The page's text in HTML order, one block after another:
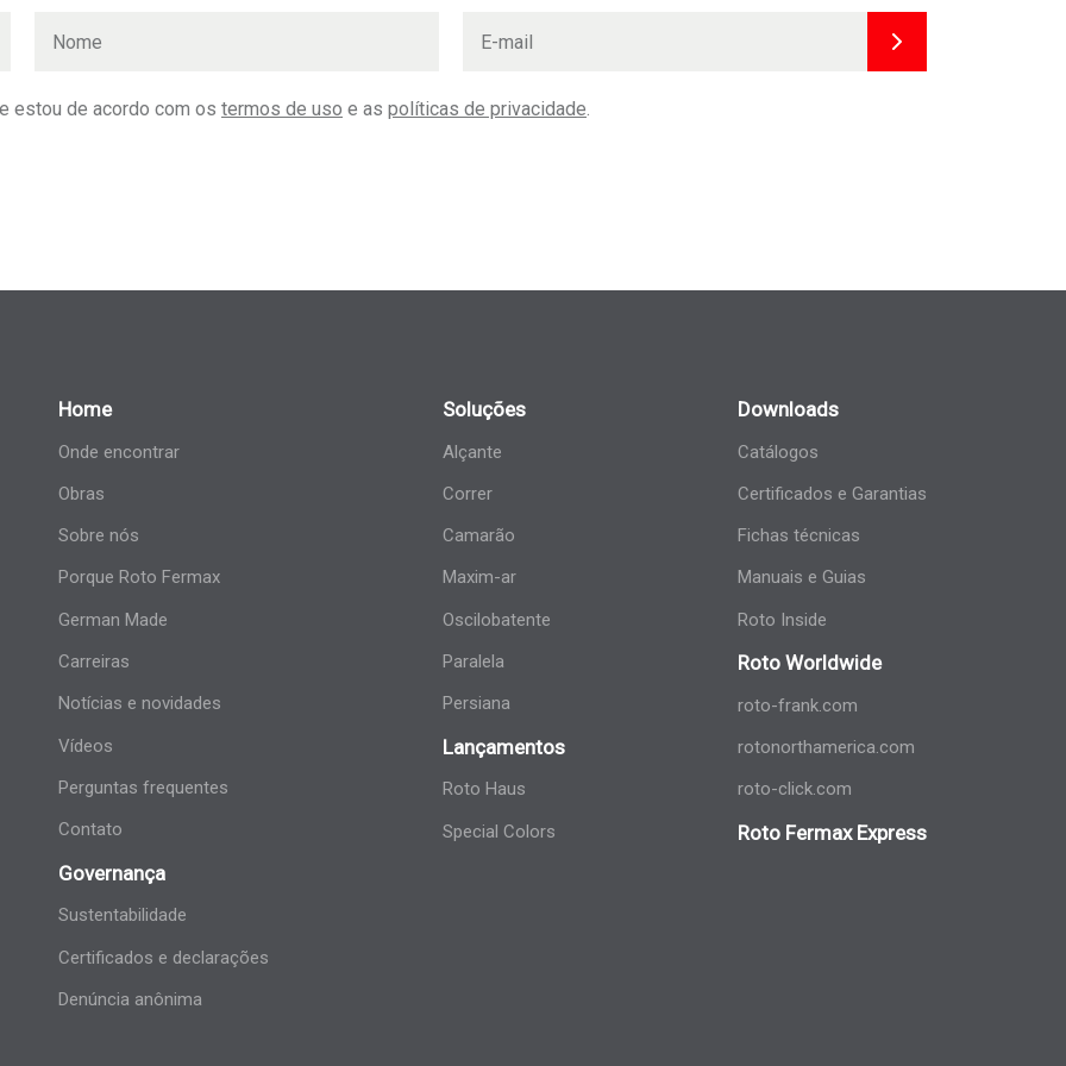
estou de acordo com os termos de uso e as políticas de privacidade.
Home
Onde encontrar
Obras
Sobre nós
Porque Roto Fermax
German Made
Carreiras
Notícias e novidades
Vídeos
Perguntas frequentes
Contato
Governança
Sustentabilidade
Certificados e declarações
Denúncia anônima
Soluções
Alçante
Correr
Camarão
Maxim-ar
Oscilobatente
Paralela
Persiana
Lançamentos
Roto Haus
Special Colors
Downloads
Catálogos
Certificados e Garantias
Fichas técnicas
Manuais e Guias
Roto Inside
Roto Worldwide
roto-frank.com
rotonorthamerica.com
roto-click.com
Roto Fermax Express